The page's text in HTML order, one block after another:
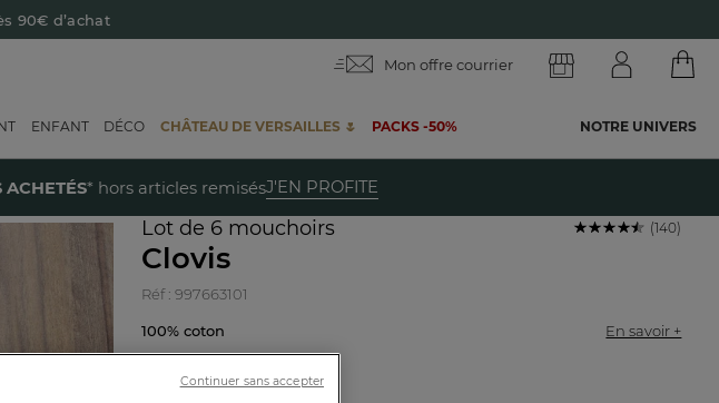
90€ d’achat
Colissimo* !
frais avec Alma
recevez 15€ ! Je découvre
achetés !
Mon offre courrier
ENFANT DÉCO CHÂTEAU DE VERSAILLES 🌷 PACKS -50% NOTRE UNIVERS
ACHETÉS* hors articles remisésJ'EN PROFITE
Lot de 6 mouchoirs
Clovis
(140)
Réf : 997663101
100% coton En savoir +
BRODABLE
Continuer sans accepter